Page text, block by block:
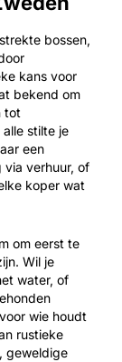
bossen,
kans voor
bekend om
tot
stilte je
een
via verhuur, of
koper wat
om eerst te
Wil je
water, of
wie houdt
rustieke
geweldige